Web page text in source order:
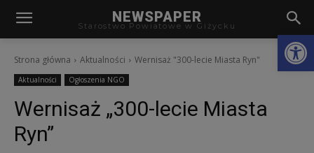
NEWSPAPER
Starostwo Powiatowe w Giżycku
Strona główna Aktualności Wernisaż "300-lecie Miasta Ryn"
Aktualności Ogłoszenia NGO
Wernisaż „300-lecie Miasta
Ryn”